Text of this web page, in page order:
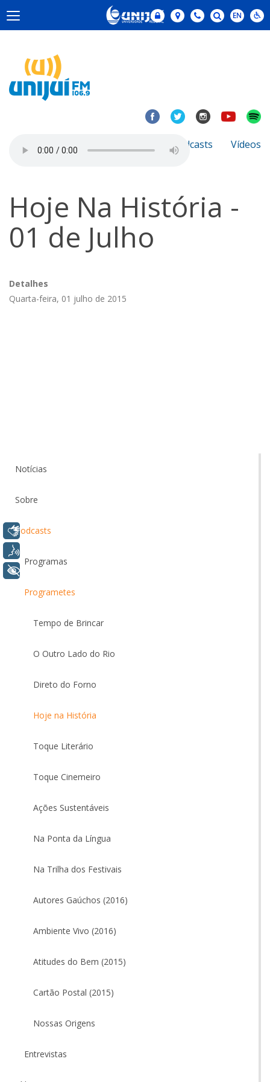
Notícias Podcasts Vídeos
Hoje Na História -
01 de Julho
Detalhes
Quarta-feira, 01 julho de 2015
Notícias
Sobre
Podcasts
Programas
Programetes
Tempo de Brincar
O Outro Lado do Rio
Direto do Forno
Hoje na História
Toque Literário
Toque Cinemeiro
Ações Sustentáveis
Na Ponta da Língua
Na Trilha dos Festivais
Autores Gaúchos (2016)
Ambiente Vivo (2016)
Atitudes do Bem (2015)
Cartão Postal (2015)
Nossas Origens
Entrevistas
Libras
+ Acessibilidade